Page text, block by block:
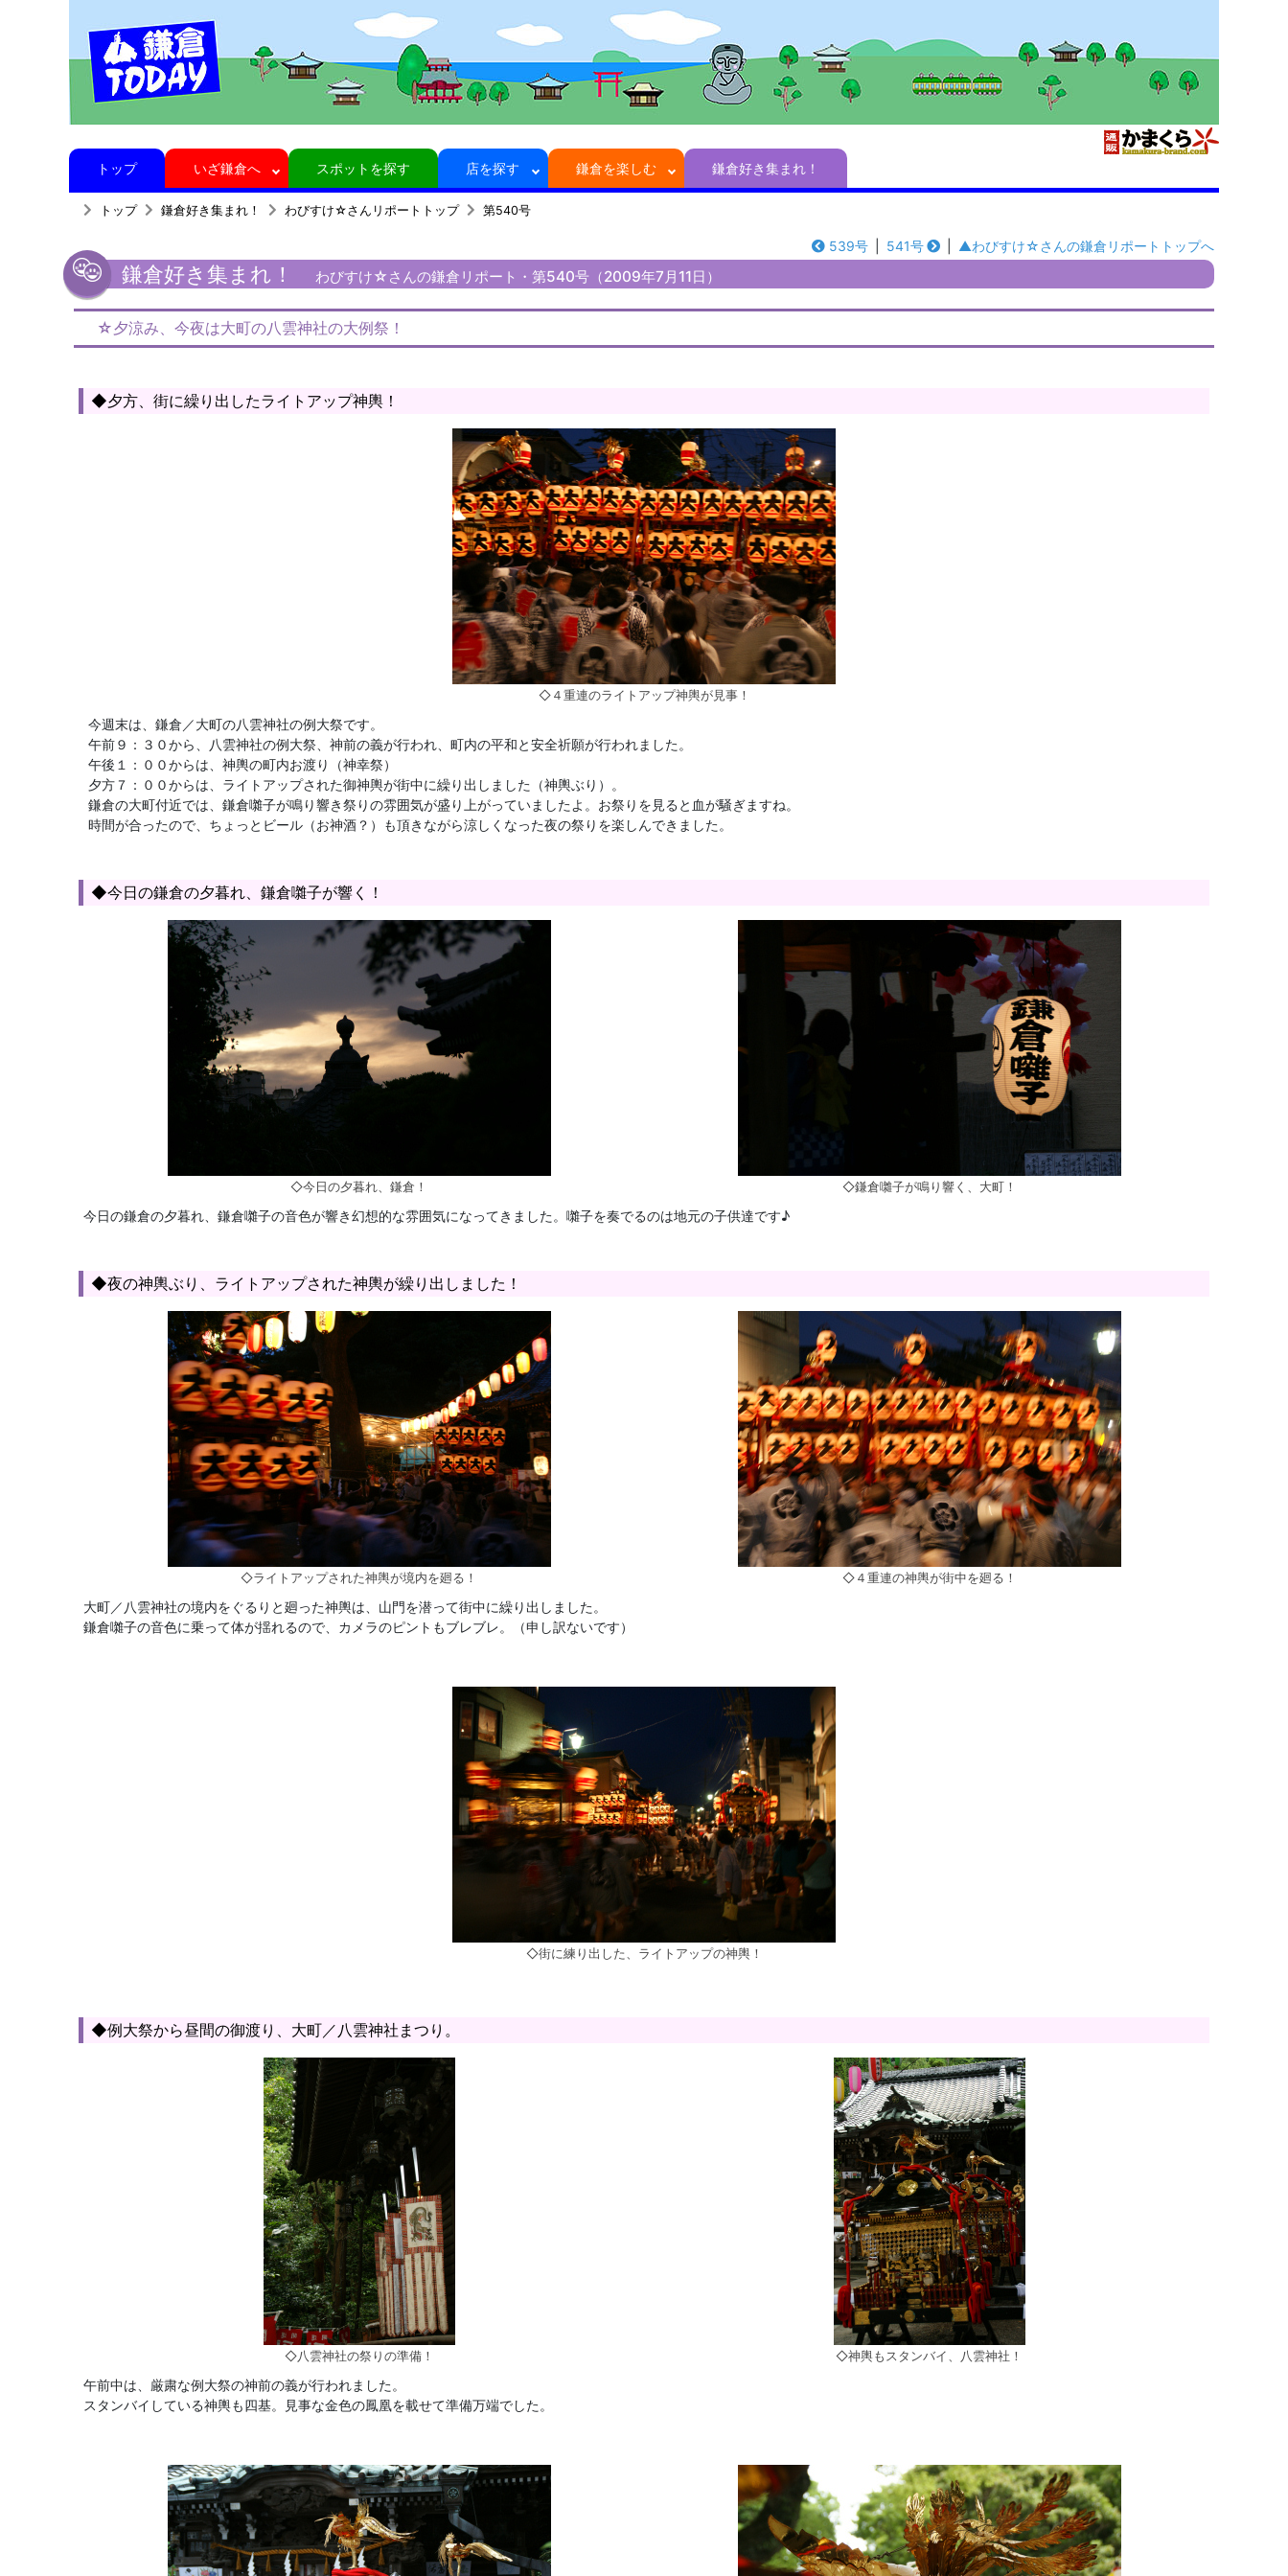
トップ いざ鎌倉へ スポットを探す 店を探す 鎌倉を楽しむ 鎌倉好き集まれ！
トップ 鎌倉好き集まれ！ わびすけ☆さんリポートトップ 第540号
539号 541号 ▲わびすけ☆さんの鎌倉リポートトップへ
鎌倉好き集まれ！ わびすけ☆さんの鎌倉リポート・第540号（2009年7月11日）
☆夕涼み、今夜は大町の八雲神社の大例祭！
◆夕方、街に繰り出したライトアップ神輿！
◇４重連のライトアップ神輿が見事！
今週末は、鎌倉／大町の八雲神社の例大祭です。
午前９：３０から、八雲神社の例大祭、神前の義が行われ、町内の平和と安全祈願が行われました。
午後１：００からは、神輿の町内お渡り（神幸祭）
夕方７：００からは、ライトアップされた御神輿が街中に繰り出しました（神輿ぶり）。
鎌倉の大町付近では、鎌倉囃子が鳴り響き祭りの雰囲気が盛り上がっていましたよ。お祭りを見ると血が騒ぎますね。
時間が合ったので、ちょっとビール（お神酒？）も頂きながら涼しくなった夜の祭りを楽しんできました。
◆今日の鎌倉の夕暮れ、鎌倉囃子が響く！
◇今日の夕暮れ、鎌倉！ ◇鎌倉囃子が鳴り響く、大町！
今日の鎌倉の夕暮れ、鎌倉囃子の音色が響き幻想的な雰囲気になってきました。囃子を奏でるのは地元の子供達です♪
◆夜の神輿ぶり、ライトアップされた神輿が繰り出しました！
◇ライトアップされた神輿が境内を廻る！ ◇４重連の神輿が街中を廻る！
大町／八雲神社の境内をぐるりと廻った神輿は、山門を潜って街中に繰り出しました。
鎌倉囃子の音色に乗って体が揺れるので、カメラのピントもブレブレ。（申し訳ないです）
◇街に練り出した、ライトアップの神輿！
◆例大祭から昼間の御渡り、大町／八雲神社まつり。
◇八雲神社の祭りの準備！ ◇神輿もスタンバイ、八雲神社！
午前中は、厳粛な例大祭の神前の義が行われました。
スタンバイしている神輿も四基。見事な金色の鳳凰を載せて準備万端でした。